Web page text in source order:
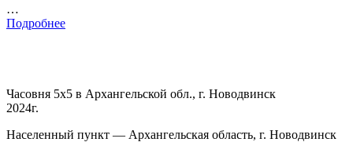
…
Подробнее
Часовня 5х5 в Архангельской обл., г. Новодвинск
2024г.
Населенный пункт — Архангельская область, г. Новодвинск